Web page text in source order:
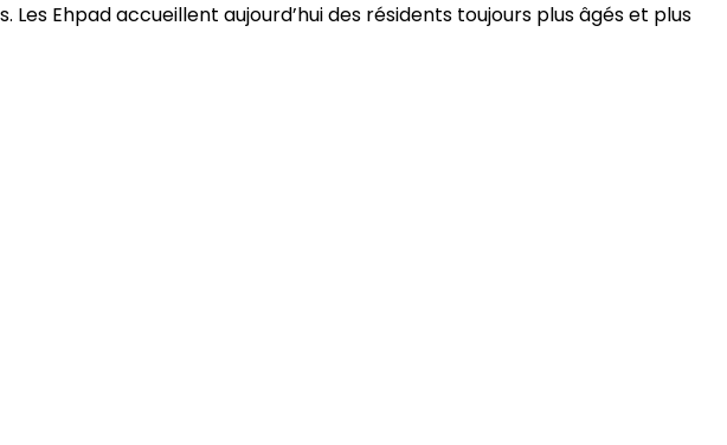
Ehpad accueillent aujourd’hui des résidents toujours plus âgés et plus